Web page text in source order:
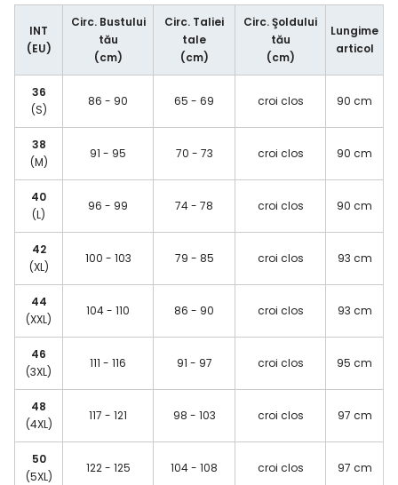
INT
(EU)
Circ. Bustului
tău
(cm)
Circ. Taliei
tale
(cm)
Circ. Şoldului
tău
(cm)
Lungime
articol
36
(S)
86 - 90 65 - 69 croi clos 90 cm
38
(M)
91 - 95 70 - 73 croi clos 90 cm
40
(L)
96 - 99 74 - 78 croi clos 90 cm
42
(XL)
100 - 103 79 - 85 croi clos 93 cm
44
(XXL)
104 - 110 86 - 90 croi clos 93 cm
46
(3XL)
111 - 116 91 - 97 croi clos 95 cm
48
(4XL)
117 - 121 98 - 103 croi clos 97 cm
50
(5XL)
122 - 125 104 - 108 croi clos 97 cm